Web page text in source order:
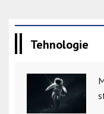
Tehnologie